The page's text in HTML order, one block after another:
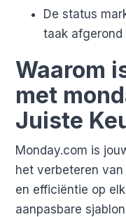
De status
taak afgerond
Waarom
met
Juiste
Monday.com is
het verbeteren
en efficiëntie op
aanpasbare